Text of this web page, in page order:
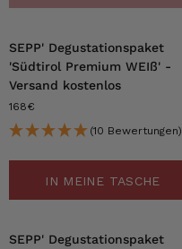
SEPP' Degustationspaket
'Südtirol Premium WEIß' -
Versand kostenlos
168€
(10 Bewertungen)
IN MEINE TASCHE
SEPP' Degustationspaket